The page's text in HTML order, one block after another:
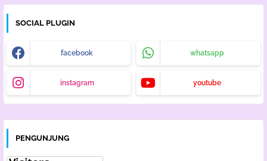
SOCIAL PLUGIN
facebook whatsapp
instagram youtube
PENGUNJUNG